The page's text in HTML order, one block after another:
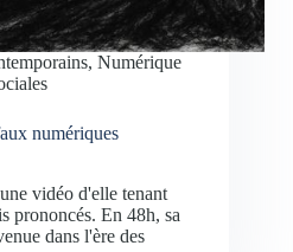
, Numérique
numériques
vidéo d'elle tenant
prononcés. En 48h, sa
dans l'ère des